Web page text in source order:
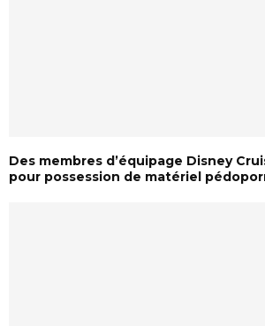
Des membres d’équipage Disney
pour possession de matériel